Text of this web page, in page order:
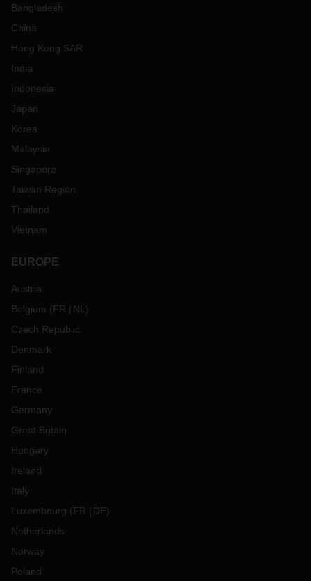
Bangladesh
China
Hong Kong SAR
India
Indonesia
Japan
Korea
Malaysia
Singapore
Taiwan Region
Thailand
Vietnam
EUROPE
Austria
Belgium (FR NL )
Czech Republic
Denmark
Finland
France
Germany
Great Britain
Hungary
Ireland
Italy
Luxembourg (FR DE)
Netherlands
Norway
Poland